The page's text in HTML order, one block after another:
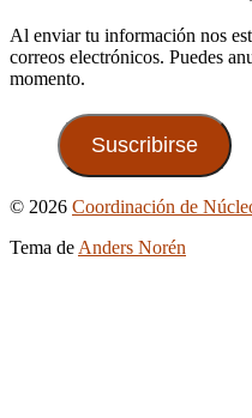
Al enviar tu información nos
correos electrónicos. Puedes
momento.
Suscribirse
Ir
© 2026 Coordinación de
Tema de Anders Norén